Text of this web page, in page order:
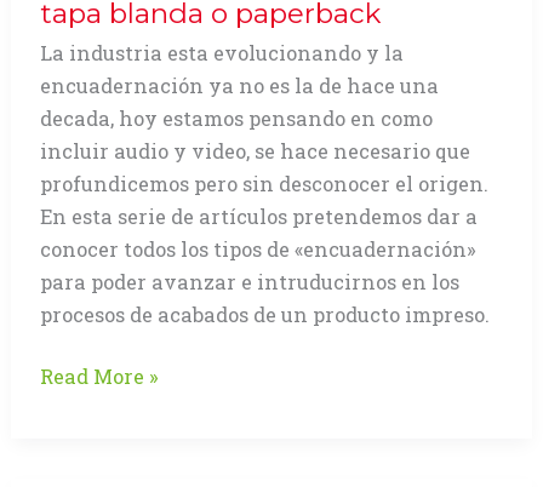
tapa blanda o paperback
La industria esta evolucionando y la
encuadernación ya no es la de hace una
decada, hoy estamos pensando en como
incluir audio y video, se hace necesario que
profundicemos pero sin desconocer el origen.
En esta serie de artículos pretendemos dar a
conocer todos los tipos de «encuadernación»
para poder avanzar e intruducirnos en los
procesos de acabados de un producto impreso.
La
Read More »